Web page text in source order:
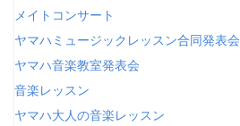
メイトコンサート
ヤマハミュージックレッスン合同発表会
ヤマハ音楽教室発表会
音楽レッスン
ヤマハ大人の音楽レッスン